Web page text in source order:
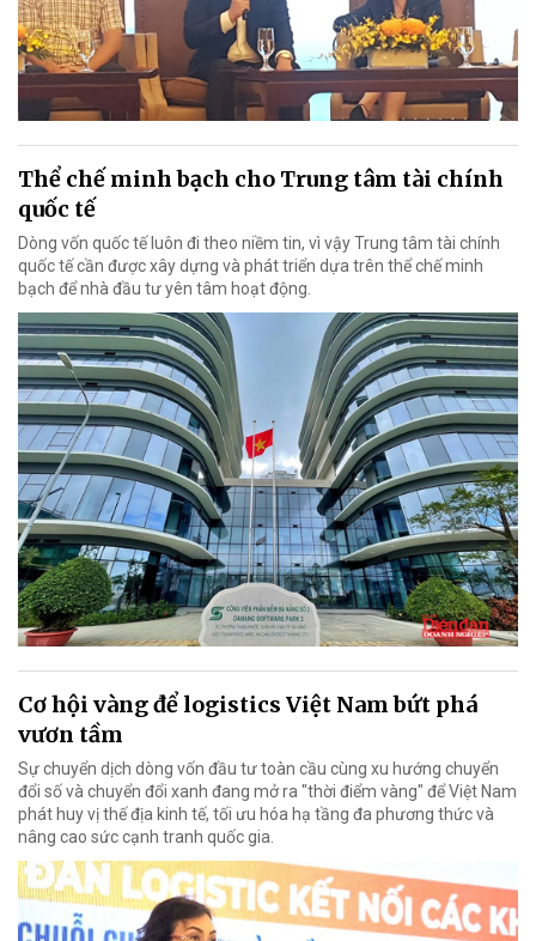
Thể chế minh bạch cho Trung tâm tài chính
quốc tế
Dòng vốn quốc tế luôn đi theo niềm tin, vì vậy Trung tâm tài chính
quốc tế cần được xây dựng và phát triển dựa trên thể chế minh
bạch để nhà đầu tư yên tâm hoạt động.
Cơ hội vàng để logistics Việt Nam bứt phá
vươn tầm
Sự chuyển dịch dòng vốn đầu tư toàn cầu cùng xu hướng chuyển
đổi số và chuyển đổi xanh đang mở ra "thời điểm vàng" để Việt Nam
phát huy vị thế địa kinh tế, tối ưu hóa hạ tầng đa phương thức và
nâng cao sức cạnh tranh quốc gia.